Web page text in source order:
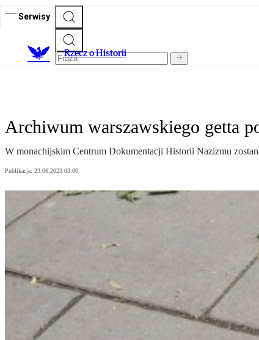
Serwisy
Rzecz o Historii
Archiwum warszawskiego getta
W monachijskim Centrum Dokumentacji Historii Nazizmu
Publikacja: 23.06.2023 03:00